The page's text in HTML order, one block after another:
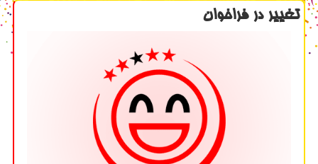
تغییر در فراخوان